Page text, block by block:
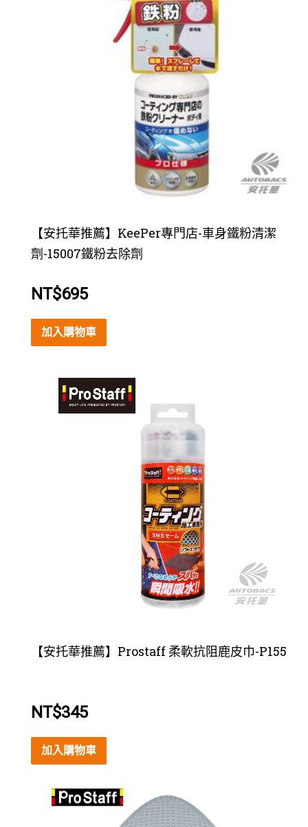
【安托華推薦】KeePer專門店-車身鐵粉清潔
劑-15007鐵粉去除劑
NT$695
加入購物車
【安托華推薦】Prostaff 柔軟抗阻鹿皮巾-P155
NT$345
加入購物車